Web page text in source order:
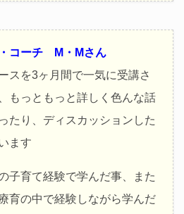
コーチ M・Mさん
スを3ヶ月間で一気に受講さ
もっともっと詳しく色んな話
たり、ディスカッションした
ます
子育て経験で学んだ事、また
育の中で経験しながら学んだ